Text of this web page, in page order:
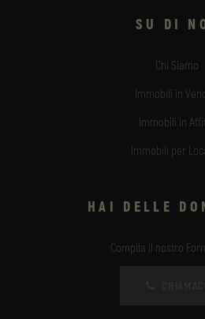
SU DI
Chi Siamo
Immobili in
Immobili in
Immobili per
HAI DELLE
Compila il nostro